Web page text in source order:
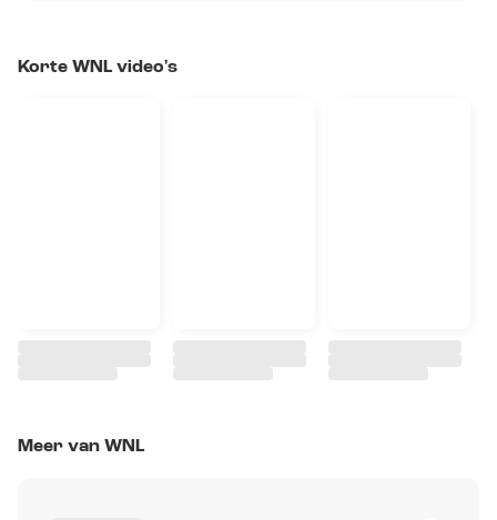
Korte WNL video's
Meer van WNL